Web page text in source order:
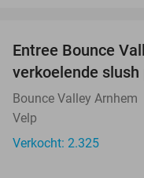
Entree Bounce
verkoelende slush
Bounce Valley Arnhem
Velp
Verkocht: 2.325